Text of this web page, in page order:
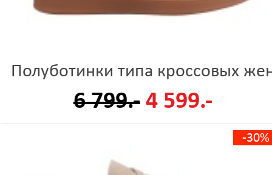
Полуботинки типа кроссовых
6 799.- 4 599.-
-30%